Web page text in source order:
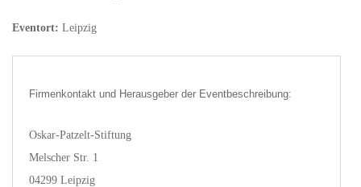
Eventort: Leipzig
Firmenkontakt und Herausgeber der Eventbeschreibung:
Oskar-Patzelt-Stiftung
Melscher Str. 1
04299 Leipzig